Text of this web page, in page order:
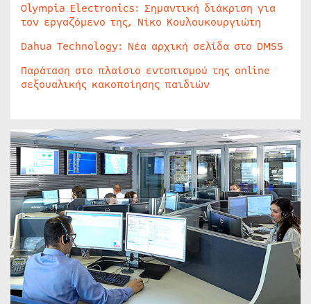
Olympia Electronics: Σημαντική διάκριση για
τον εργαζόμενο της, Νίκο Κουλουκουργιώτη
Dahua Technology: Νέα αρχική σελίδα στο DMSS
Παράταση στο πλαίσιο εντοπισμού της online
σεξουαλικής κακοποίησης παιδιών